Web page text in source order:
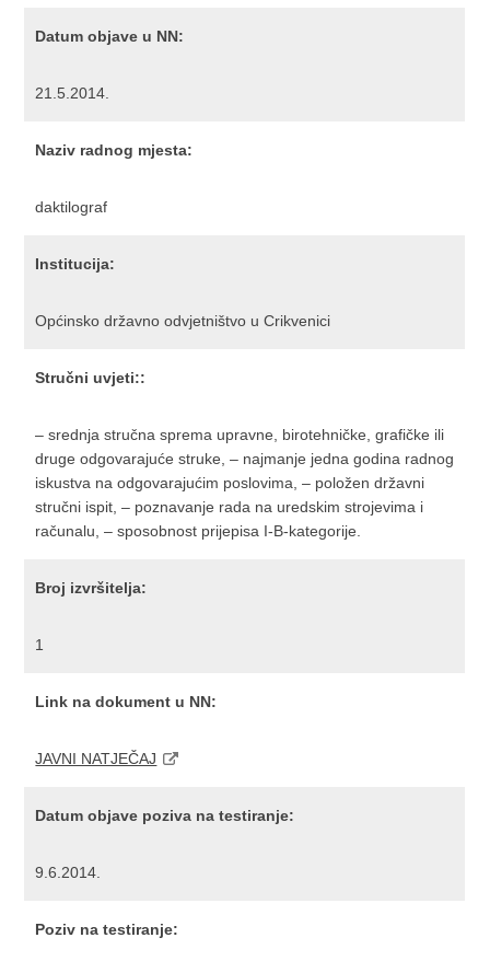
Datum objave u NN:
21.5.2014.
Naziv radnog mjesta:
daktilograf
Institucija:
Općinsko državno odvjetništvo u Crikvenici
Stručni uvjeti::
– srednja stručna sprema upravne, birotehničke, grafičke ili
druge odgovarajuće struke, – najmanje jedna godina radnog
iskustva na odgovarajućim poslovima, – položen državni
stručni ispit, – poznavanje rada na uredskim strojevima i
računalu, – sposobnost prijepisa I-B-kategorije.
Broj izvršitelja:
1
Link na dokument u NN:
JAVNI NATJEČAJ
Datum objave poziva na testiranje:
9.6.2014.
Poziv na testiranje: